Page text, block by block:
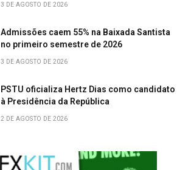
3 DE AGOSTO DE 2026
Admissões caem 55% na Baixada Santista
no primeiro semestre de 2026
3 DE AGOSTO DE 2026
PSTU oficializa Hertz Dias como candidato
à Presidência da República
2 DE AGOSTO DE 2026